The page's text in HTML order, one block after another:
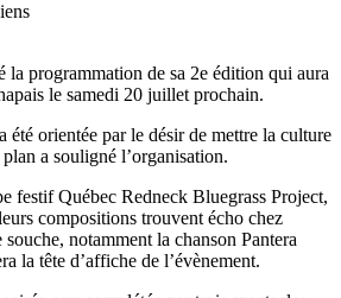
la programmation de sa 2e édition qui aura
le samedi 20 juillet prochain.
été orientée par le désir de mettre la culture
a souligné l’organisation.
festif Québec Redneck Bluegrass Project,
compositions trouvent écho chez
notamment la chanson Pantera
la tête d’affiche de l’évènement.